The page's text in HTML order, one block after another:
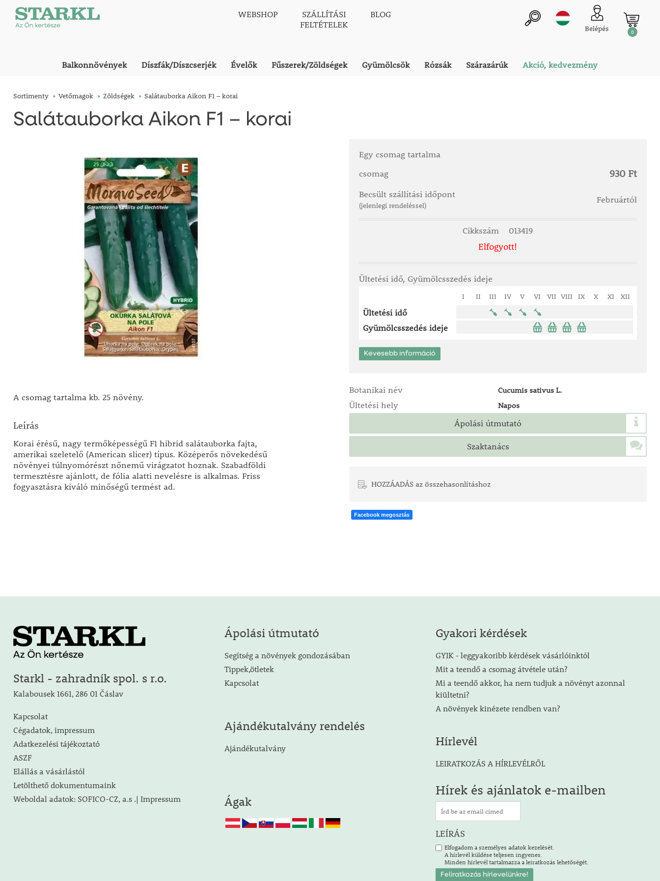
WEBSHOP
SZÁLLÍTÁSI
FELTÉTELEK
BLOG
Belépés 0
Balkonnövények Díszfák/Díszcserjék Évelők Fűszerek/Zöldségek Gyümölcsök Rózsák Szárazárúk Akció, kedvezmény
Sortimenty Vetőmagok Zöldségek Salátauborka Aikon F1 – korai
Salátauborka Aikon F1 – korai
A csomag tartalma kb. 25 növény.
Leírás
Korai érésű, nagy termőképességű F1 hibrid salátauborka fajta,
amerikai szeletelő (American slicer) típus. Középerős növekedésű
növényei túlnyomórészt nőnemű virágzatot hoznak. Szabadföldi
termesztésre ajánlott, de fólia alatti nevelésre is alkalmas. Friss
fogyasztásra kiváló minőségű termést ad.
Egy csomag tartalma
csomag
930 Ft
Becsült szállítási időpont
(jelenlegi rendeléssel)
Februártól
Cikkszám 013419
Elfogyott!
Ültetési idő, Gyümölcsszedés ideje
I II III IV V VI VII VIII IX X XI XII
Ültetési idő
Gyümölcsszedés ideje
Kevesebb információ
Botanikai név Cucumis sativus L.
Ültetési hely Napos
Ápolási útmutató
Szaktanács
HOZZÁADÁS az összehasonlításhoz
Facebook megosztás
Starkl - zahradník spol. s r.o.
Kalabousek 1661, 286 01 Čáslav
Kapcsolat
Cégadatok, impressum
Adatkezelési tájékoztató
ASZF
Elállás a vásárlástól
Letölthető dokumentumaink
Weboldal adatok: SOFICO-CZ, a.s .| Impressum
Ápolási útmutató
Segítség a növények gondozásában
Tippek,ötletek
Kapcsolat
Ajándékutalvány rendelés
Ajándékutalvány
Ágak
Gyakori kérdések
GYIK - leggyakoribb kérdések vásárlóinktól
Mit a teendő a csomag átvétele után?
Mi a teendő akkor, ha nem tudjuk a növényt azonnal
kiültetni?
A növények kinézete rendben van?
Hírlevél
LEIRATKOZÁS A HÍRLEVÉLRŐL
Hírek és ajánlatok e-mailben
LEÍRÁS
Elfogadom a személyes adatok kezelését.
A hírlevél küldése teljesen ingyenes.
Minden hírlevél tartalmazza a leiratkozás lehetőségét.